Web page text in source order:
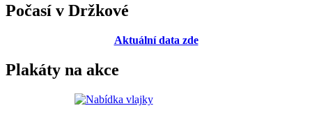
Počasí v Držkové
Aktuální data zde
Plakáty na akce